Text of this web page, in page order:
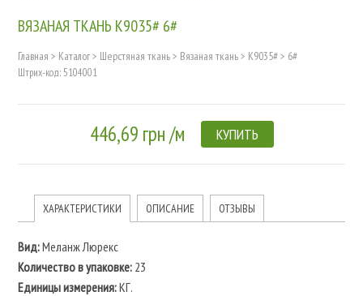
ВЯЗАНАЯ ТКАНЬ K9035# 6#
Главная > Каталог> Шерстяная ткань> Вязаная ткань> K9035#> 6#
Штрих-код: 5104001
446,69 грн /м КУПИТЬ
ХАРАКТЕРИСТИКИ ОПИСАНИЕ ОТЗЫВЫ
Вид:Меланж Люрекс
Количество в упаковке:23
Единицы измерения:КГ.